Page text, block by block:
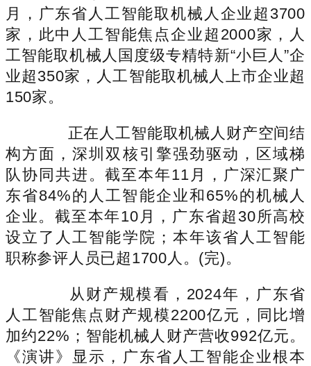
月，广东省人工智能取机械人企业超3700
家，此中人工智能焦点企业超2000家，人
工智能取机械人国度级专精特新“小巨人”企
业超350家，人工智能取机械人上市企业超
150家。
正在人工智能取机械人财产空间结
构方面，深圳双核引擎强劲驱动，区域梯
队协同共进。截至本年11月，广深汇聚广
东省84%的人工智能企业和65%的机械人
企业。截至本年10月，广东省超30所高校
设立了人工智能学院；本年该省人工智能
职称参评人员已超1700人。(完)。
从财产规模看，2024年，广东省
人工智能焦点财产规模2200亿元，同比增
加约22%；智能机械人财产营收992亿元。
《演讲》显示，广东省人工智能企业根本